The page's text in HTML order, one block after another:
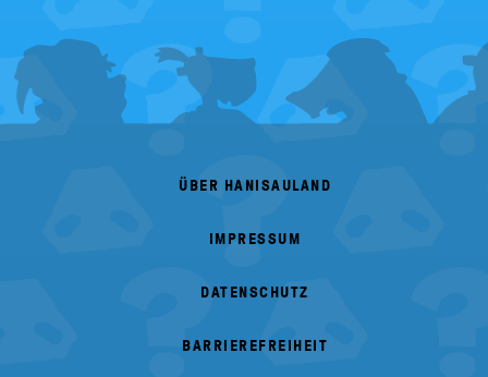
FOOTER
MENU
ÜBER HANISAULAND
IMPRESSUM
DATENSCHUTZ
BARRIEREFREIHEIT